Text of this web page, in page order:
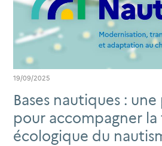
19/09/2025
Bases nautiques :
pour accompagner
écologique du